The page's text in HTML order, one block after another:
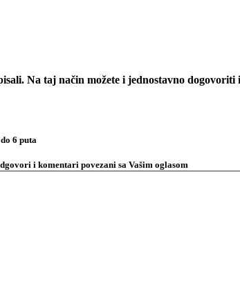
Na taj način možete i jednostavno dogovoriti
6 puta
i komentari povezani sa Vašim oglasom